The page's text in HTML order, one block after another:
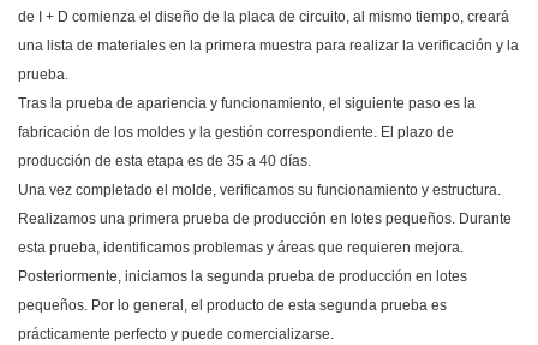
de I + D comienza el diseño de la placa de circuito, al mismo tiempo, creará
una lista de materiales en la primera muestra para realizar la verificación y la
prueba.
Tras la prueba de apariencia y funcionamiento, el siguiente paso es la
fabricación de los moldes y la gestión correspondiente. El plazo de
producción de esta etapa es de 35 a 40 días.
Una vez completado el molde, verificamos su funcionamiento y estructura.
Realizamos una primera prueba de producción en lotes pequeños. Durante
esta prueba, identificamos problemas y áreas que requieren mejora.
Posteriormente, iniciamos la segunda prueba de producción en lotes
pequeños. Por lo general, el producto de esta segunda prueba es
prácticamente perfecto y puede comercializarse.